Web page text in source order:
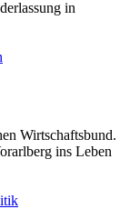
in
Wirtschaftsbund.
ins Leben